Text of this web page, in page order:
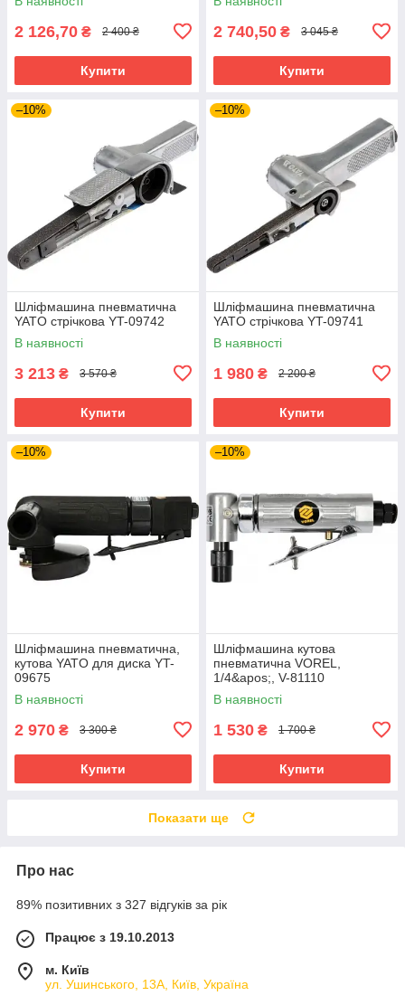
2 126,70 ₴ 2 400 ₴
Купити
2 740,50 ₴ 3 045 ₴
Купити
–10%
Шліфмашина пневматична
YATO стрічкова YT-09742
В наявності
3 213 ₴ 3 570 ₴
Купити
–10%
Шліфмашина пневматична
YATO стрічкова YT-09741
В наявності
1 980 ₴ 2 200 ₴
Купити
–10%
Шліфмашина пневматична,
кутова YATO для диска YT-
09675
В наявності
2 970 ₴ 3 300 ₴
Купити
–10%
Шліфмашина кутова
пневматична VOREL,
1/4&apos;, V-81110
В наявності
1 530 ₴ 1 700 ₴
Купити
Показати ще
Про нас
89% позитивних з 327 відгуків за рік
Працює з 19.10.2013
м. Київ
ул. Ушинського, 13А, Київ, Україна